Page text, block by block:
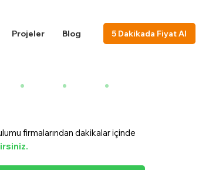
Projeler Blog 5 Dakikada Fiyat Al
firmalarından dakikalar içinde